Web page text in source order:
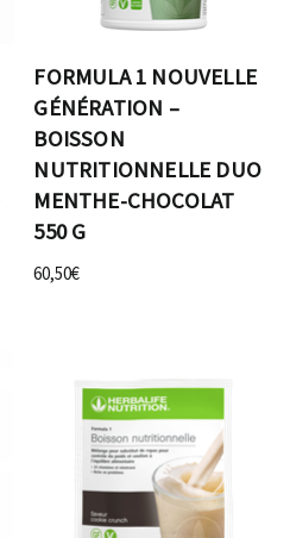
FORMULA 1 NOUVELLE
GÉNÉRATION –
BOISSON
NUTRITIONNELLE DUO
MENTHE-CHOCOLAT
550 G
60,50€